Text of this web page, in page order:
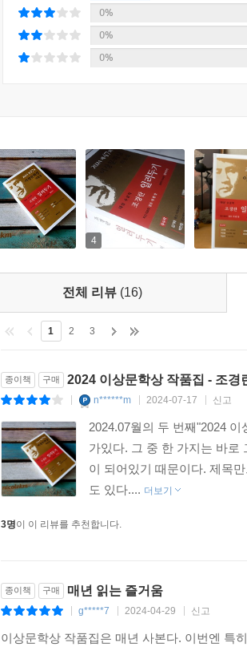
0%
0%
0%
4
전체 리뷰 (16)
1 2 3
종이책 구매 2024 이상문학상 작품집 - 조경
n******m 2024-07-17 신고
2024.07월의 두 번째"2024
가있다. 그 중 한 가지는 바로
이 되어있기 때문이다. 제목
도 있다.... 더보기
3명이 이 리뷰를 추천합니다.
종이책 구매 매년 읽는 즐거움
g*****7 2024-04-29 신고
이상문학상 작품집은 매년 사본다. 이번엔 특